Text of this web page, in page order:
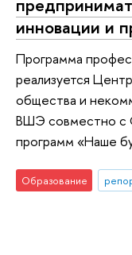
инновации и
Программа
реализуется
общества и
ВШЭ совместно с
программ «Наше
Образование